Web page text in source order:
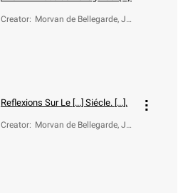
Creator: Morvan de Bellegarde, Je
Reflexions Sur Le [...] Siécle. [...].
Creator: Morvan de Bellegarde, Je